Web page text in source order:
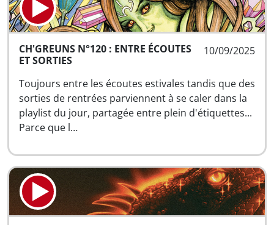
10/09/2025
CH'GREUNS N°120 : ENTRE ÉCOUTES
ET SORTIES
Toujours entre les écoutes estivales tandis que des
sorties de rentrées parviennent à se caler dans la
playlist du jour, partagée entre plein d'étiquettes...
Parce que l…